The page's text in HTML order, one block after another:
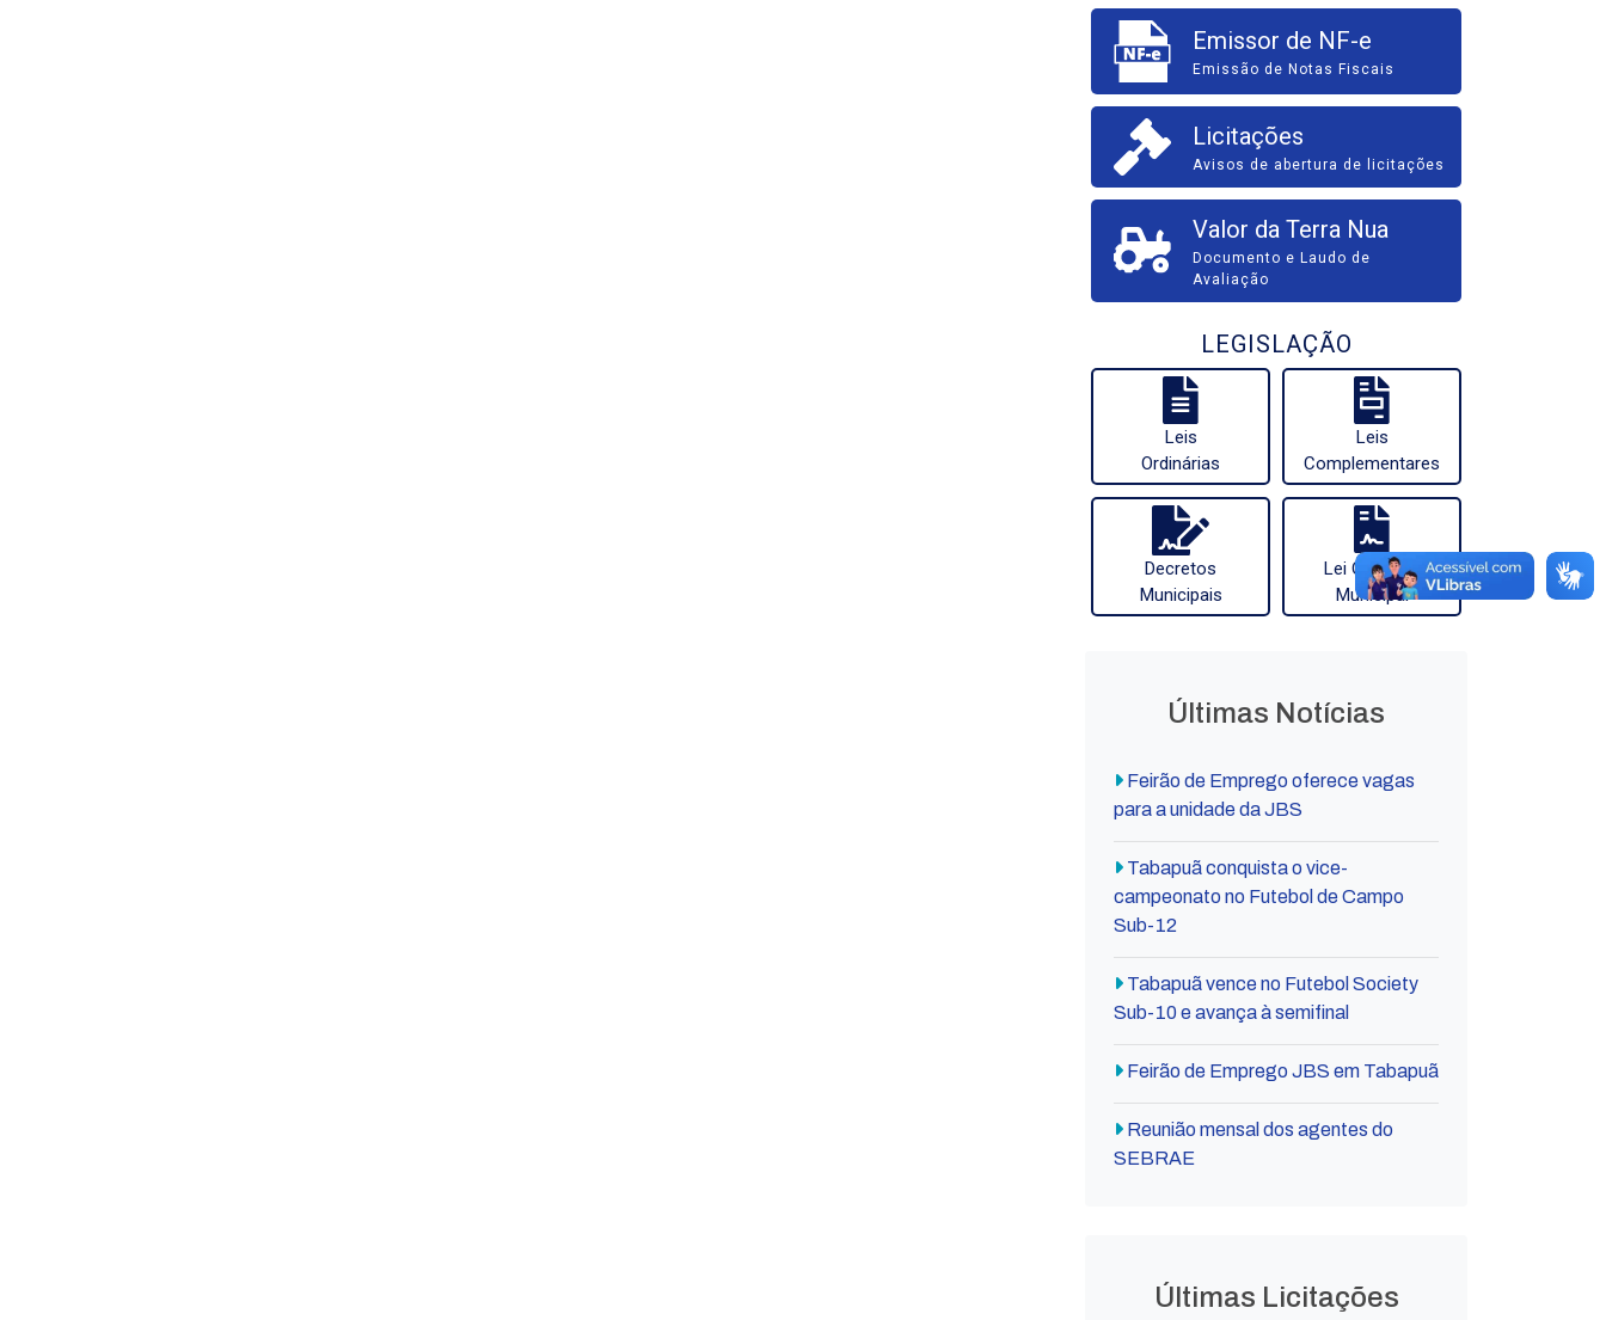
Emissor de NF-e
Emissão de Notas Fiscais
Licitações
Avisos de abertura de licitações
Valor da Terra Nua
Documento e Laudo de
Avaliação
LEGISLAÇÃO
Leis
Ordinárias
Leis
Complementares
Decretos
Municipais
Lei Orgânica
Municipal
Últimas Notícias
Feirão de Emprego oferece vagas
para a unidade da JBS
Tabapuã conquista o vice-
campeonato no Futebol de Campo
Sub-12
Tabapuã vence no Futebol Society
Sub-10 e avança à semifinal
Feirão de Emprego JBS em Tabapuã
Reunião mensal dos agentes do
SEBRAE
Últimas Licitações